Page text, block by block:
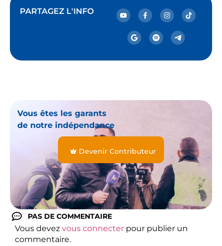
PARTAGEZ L'INFO
Vous êtes les garants
de notre indépendance
Devenir Contributeur
PAS DE COMMENTAIRE
Vous devez vous connecter pour publier un
commentaire.